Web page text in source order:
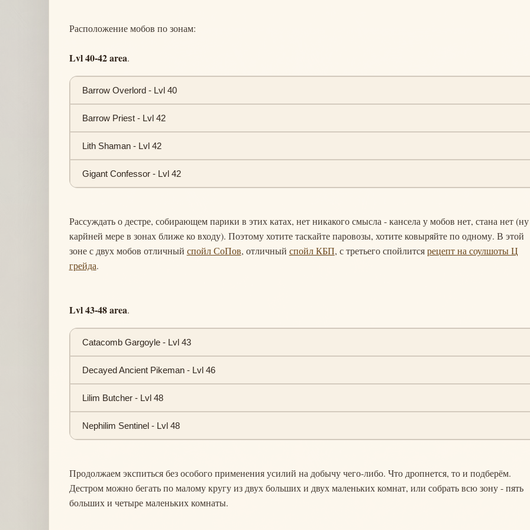
Расположение мобов по зонам:
Lvl 40-42 area.
Barrow Overlord - Lvl 40
Barrow Priest - Lvl 42
Lith Shaman - Lvl 42
Gigant Confessor - Lvl 42
Рассуждать о дестре, собирающем парики в этих катах, нет никакого смысла - кансела у мобов нет, стана нет
карйней мере в зонах ближе ко входу). Поэтому хотите таскайте паровозы, хотите ковыряйте по одному. В этой
зоне с двух мобов отличный спойл СоПов, отличный спойл КБП, с третьего спойлитсярецепт на соулшоты Ц
грейда.
Lvl 43-48 area.
Catacomb Gargoyle - Lvl 43
Decayed Ancient Pikeman - Lvl 46
Lilim Butcher - Lvl 48
Nephilim Sentinel - Lvl 48
Продолжаем экспиться без особого применения усилий на добычу чего-либо. Что дропнется, то и подберём.
Дестром можно бегать по малому кругу из двух больших и двух маленьких комнат, или собрать всю зону - пять
больших и четыре маленьких комнаты.